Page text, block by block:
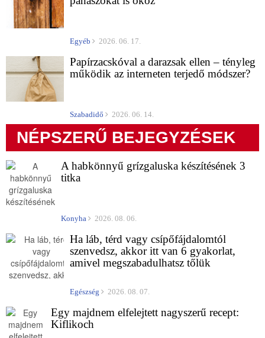
Egyéb 2026. 06. 17.
Papírzacskóval a darazsak ellen – tényleg
működik az interneten terjedő módszer?
Szabadidő 2026. 06. 14.
NÉPSZERŰ BEJEGYZÉSEK
A habkönnyű grízgaluska készítésének 3
titka
Konyha 2026. 08. 06.
Ha láb, térd vagy csípőfájdalomtól
szenvedsz, akkor itt van 6 gyakorlat,
amivel megszabadulhatsz tőlük
Egészség 2026. 08. 07.
Egy majdnem elfelejtett nagyszerű recept:
Kiflikoch